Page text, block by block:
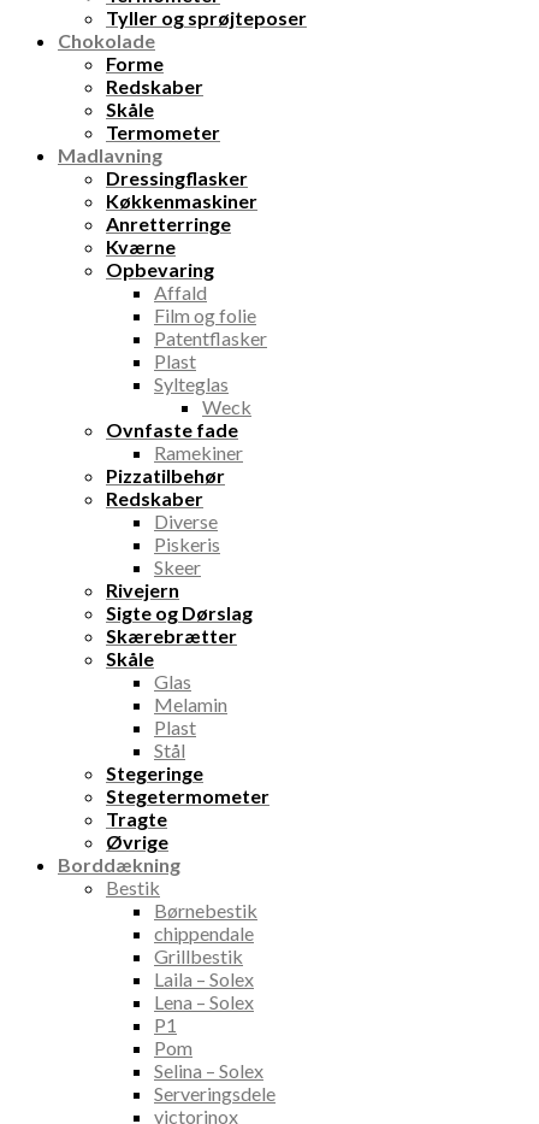
Tyller og sprøjteposer
Chokolade
Forme
Redskaber
Skåle
Termometer
Madlavning
Dressingflasker
Køkkenmaskiner
Anretterringe
Kværne
Opbevaring
Affald
Film og folie
Patentflasker
Plast
Sylteglas
Weck
Ovnfaste fade
Ramekiner
Pizzatilbehør
Redskaber
Diverse
Piskeris
Skeer
Rivejern
Sigte og Dørslag
Skærebrætter
Skåle
Glas
Melamin
Plast
Stål
Stegeringe
Stegetermometer
Tragte
Øvrige
Borddækning
Bestik
Børnebestik
chippendale
Grillbestik
Laila – Solex
Lena – Solex
P1
Pom
Selina – Solex
Serveringsdele
victorinox